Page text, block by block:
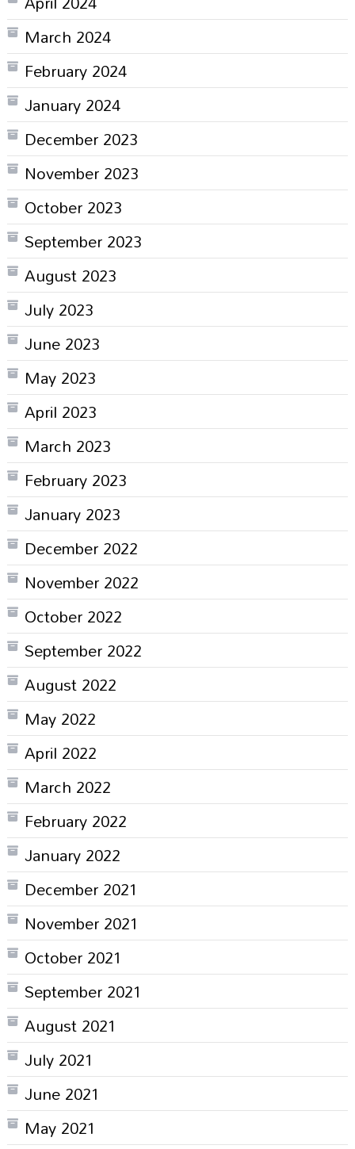
March 2024
February 2024
January 2024
December 2023
November 2023
October 2023
September 2023
August 2023
July 2023
June 2023
May 2023
April 2023
March 2023
February 2023
January 2023
December 2022
November 2022
October 2022
September 2022
August 2022
May 2022
April 2022
March 2022
February 2022
January 2022
December 2021
November 2021
October 2021
September 2021
August 2021
July 2021
June 2021
May 2021